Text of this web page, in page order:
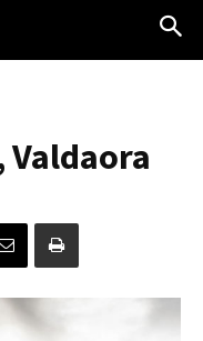
Valdaora